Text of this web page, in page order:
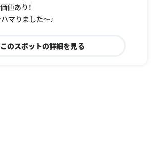
値あり！
マりました〜♪
このスポットの詳細を見る